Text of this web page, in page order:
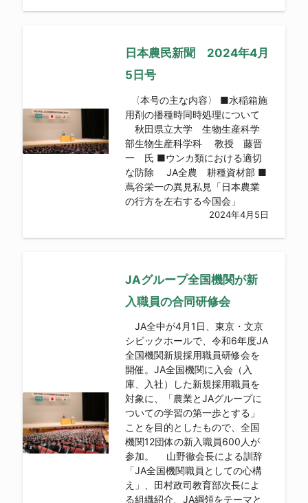
日本農民新聞 2024年4月
5日号
〈本号の主な内容〉 ■水稲箱施
用剤の播種時同時処理について
秋田県立大学 生物生産科学
部生物生産科学科 教授 藤晋
一 氏 ■ウンカ類における適切
な防除 JA全農 耕種資材部 ■
蔦谷栄一の異見私見「日本農業
の行方を左右する今国会」
2024年4月5日
JAグループ全国機関が新
入職員の合同研修会
JA全中が4月1日、東京・文京
シビックホールで、令和6年度JA
全国機関新規採用職員研修会を
開催。JA全国機関に入会（入
庫、入社）した新規採用職員を
対象に、「農業とJAグループに
ついての学習の第一歩とする」
ことを目的としたもので、全国
機関12団体の新入職員600人が
参加。 山野徹会長による訓辞
「JA全国機関職員としての心構
え」、田村政司教育部次長によ
る組織紹介、JA綱領をテーマと